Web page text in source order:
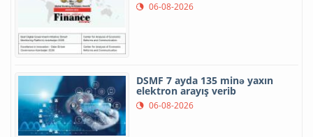
06-08-2026
DSMF 7 ayda 135 minə yaxın
elektron arayış verib
06-08-2026